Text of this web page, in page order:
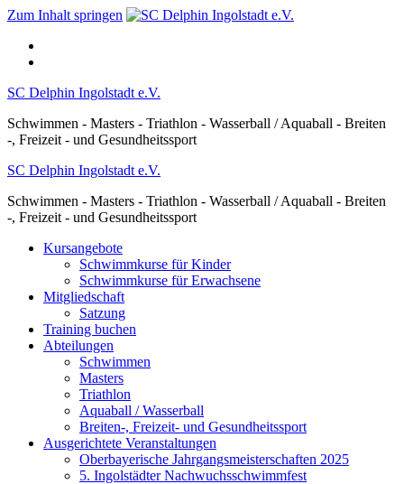
Zum Inhalt springen
SC Delphin Ingolstadt e.V.
Schwimmen - Masters - Triathlon - Wasserball / Aquaball - Breiten
-, Freizeit - und Gesundheitssport
SC Delphin Ingolstadt e.V.
Schwimmen - Masters - Triathlon - Wasserball / Aquaball - Breiten
-, Freizeit - und Gesundheitssport
Kursangebote
Schwimmkurse für Kinder
Schwimmkurse für Erwachsene
Mitgliedschaft
Satzung
Training buchen
Abteilungen
Schwimmen
Masters
Triathlon
Aquaball / Wasserball
Breiten-, Freizeit- und Gesundheitssport
Ausgerichtete Veranstaltungen
Oberbayerische Jahrgangsmeisterschaften 2025
5. Ingolstädter Nachwuchsschwimmfest